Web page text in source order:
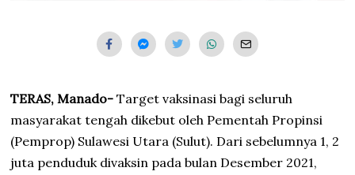
TERAS, Manado- Target vaksinasi bagi seluruh
masyarakat tengah dikebut oleh Pementah Propinsi
(Pemprop) Sulawesi Utara (Sulut). Dari sebelumnya 1, 2
juta penduduk divaksin pada bulan Desember 2021,